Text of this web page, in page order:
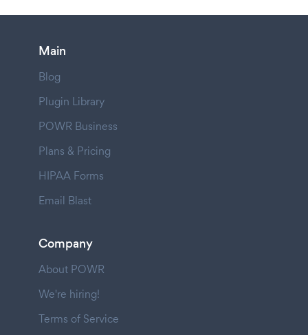
Main
Blog
Plugin Library
POWR Business
Plans & Pricing
HIPAA Forms
Email Blast
Company
About POWR
We're hiring!
Terms of Service